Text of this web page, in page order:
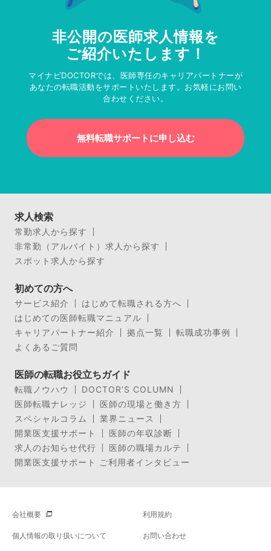
非公開の医師求人情報を
ご紹介いたします！
マイナビDOCTORでは、医師専任のキャリアパートナーが
あなたの転職活動をサポートいたします。お気軽にお問い
合わせください。
無料転職サポートに申し込む
求人検索
常勤求人から探す
非常勤（アルバイト）求人から探す
スポット求人から探す
初めての方へ
サービス紹介
はじめて転職される方へ
はじめての医師転職マニュアル
キャリアパートナー紹介
拠点一覧
転職成功事例
よくあるご質問
医師の転職お役立ちガイド
転職ノウハウ
DOCTOR’S COLUMN
医師転職ナレッジ
医師の現場と働き方
スペシャルコラム
業界ニュース
開業医支援サポート
医師の年収診断
求人のお知らせ代行
医師の職場カルテ
開業医支援サポート ご利用者インタビュー
会社概要 利用規約
個人情報の取り扱いについて お問い合わせ